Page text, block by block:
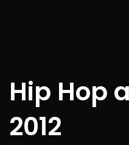
Hip Hop
2012